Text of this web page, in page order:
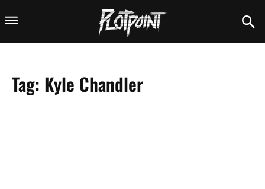
Tag: Kyle Chandler